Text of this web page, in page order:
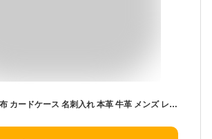
ミニウォレット 財布 カードケース 名刺入れ 本革 牛革 メンズ レディース 人気 ブランド CROSS ROADS クロスロード ランチ ミニウォレット 日本製 国産 ミニ財布 二つ折り財布 ヴォーノオイルレザー 小さい財布 小さい コンパクト さいふ サイフ シンプル ビジネス ケース